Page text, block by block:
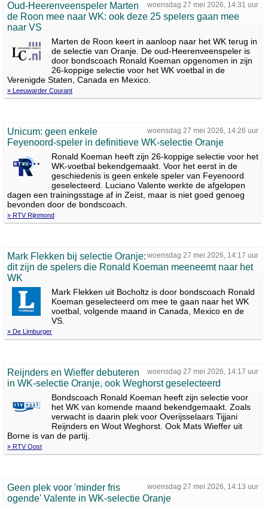
woensdag 27 mei 2026, 14:31 uur
Oud-Heerenveenspeler Marten
de Roon mee naar WK: ook deze 25 spelers gaan mee
naar VS
Marten de Roon keert in aanloop naar het WK terug in
de selectie van Oranje. De oud-Heerenveenspeler is
door bondscoach Ronald Koeman opgenomen in zijn
26-koppige selectie voor het WK voetbal in de
Verenigde Staten, Canada en Mexico.
» Leeuwarder Courant
woensdag 27 mei 2026, 14:26 uur
Unicum: geen enkele
Feyenoord-speler in definitieve WK-selectie Oranje
Ronald Koeman heeft zijn 26-koppige selectie voor het
WK-voetbal bekendgemaakt. Voor het eerst in de
geschiedenis is geen enkele speler van Feyenoord
geselecteerd. Luciano Valente werkte de afgelopen
dagen een trainingsstage af in Zeist, maar is niet goed genoeg
bevonden door de bondscoach.
» RTV Rijnmond
woensdag 27 mei 2026, 14:17 uur
Mark Flekken bij selectie Oranje:
dit zijn de spelers die Ronald Koeman meeneemt naar het
WK
Mark Flekken uit Bocholtz is door bondscoach Ronald
Koeman geselecteerd om mee te gaan naar het WK
voetbal, volgende maand in Canada, Mexico en de
VS.
» De Limburger
woensdag 27 mei 2026, 14:17 uur
Reijnders en Wieffer debuteren
in WK-selectie Oranje, ook Weghorst geselecteerd
Bondscoach Ronald Koeman heeft zijn selectie voor
het WK van komende maand bekendgemaakt. Zoals
verwacht is daarin plek voor Overijsselaars Tijjani
Reijnders en Wout Weghorst. Ook Mats Wieffer uit
Borne is van de partij.
» RTV Oost
woensdag 27 mei 2026, 14:13 uur
Geen plek voor 'minder fris
ogende' Valente in WK-selectie Oranje